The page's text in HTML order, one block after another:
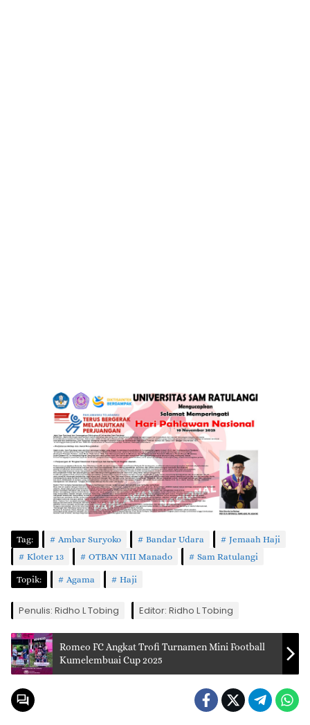
Tag: Ambar Suryoko Bandar Udara
Jemaah Haji
Kloter 13
OTBAN VIII Manado Sam Ratulangi
Topik: Agama Haji
Penulis: Ridho L Tobing Editor: Ridho L Tobing
Romeo FC Angkat Trofi Turnamen Mini Football
Kumelembuai Cup 2025